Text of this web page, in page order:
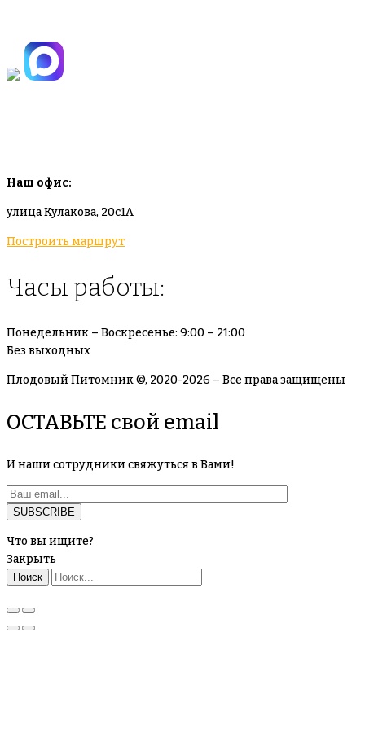
Наш офис:
улица Кулакова, 20с1А
Построить маршрут
Часы работы:
Понедельник – Воскресенье: 9:00 – 21:00
Без выходных
Плодовый Питомник ©, 2020-2026 – Все права защищены
ОСТАВЬТЕ свой email
И наши сотрудники свяжуться в Вами!
Что вы ищите?
Закрыть
Поиск